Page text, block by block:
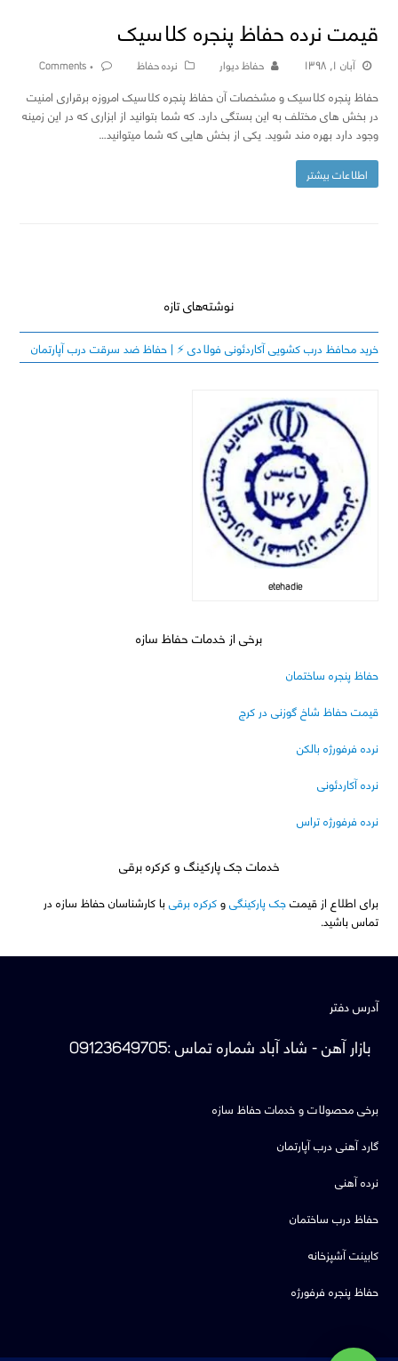
قیمت نرده حفاظ پنجره کلاسیک
آبان ۱, ۱۳۹۸ حفاظ دیوار نرده حفاظ ۰ Comments
حفاظ پنجره کلاسیک و مشخصات آن حفاظ پنجره کلاسیک امروزه برقراری امنیت
در بخش های مختلف به این بستگی دارد. که شما بتوانید از ابزاری که در این زمینه
وجود دارد بهره مند شوید. یکی از بخش هایی که شما میتوانید…
اطلاعات بیشتر
نوشته‌های تازه
خرید محافظ درب کشویی آکاردئونی فولادی ⚡️ | حفاظ ضد سرقت درب آپارتمان
etehadie
برخی از خدمات حفاظ سازه
حفاظ پنجره ساختمان
قیمت حفاظ شاخ گوزنی در کرج
نرده فرفورژه بالکن
نرده آکاردئونی
نرده فرفورژه تراس
خدمات جک پارکینگ و کرکره برقی
برای اطلاع از قیمتجک پارکینگیوکرکره برقی با کارشناسان حفاظ سازه در
تماس باشید.
آدرس دفتر
بازار آهن - شاد آبادشماره تماس:
09123649705
برخی محصولات و خدمات حفاظ سازه
گارد آهنی درب آپارتمان
نرده آهنی
حفاظ درب ساختمان
کابینت آشپزخانه
حفاظ پنجره فرفورژه